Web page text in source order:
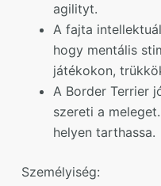
agilityt.
A fajta
hogy mentális
játékokon,
A Border Terrier
szereti a
helyen tarthassa.
Személyiség: